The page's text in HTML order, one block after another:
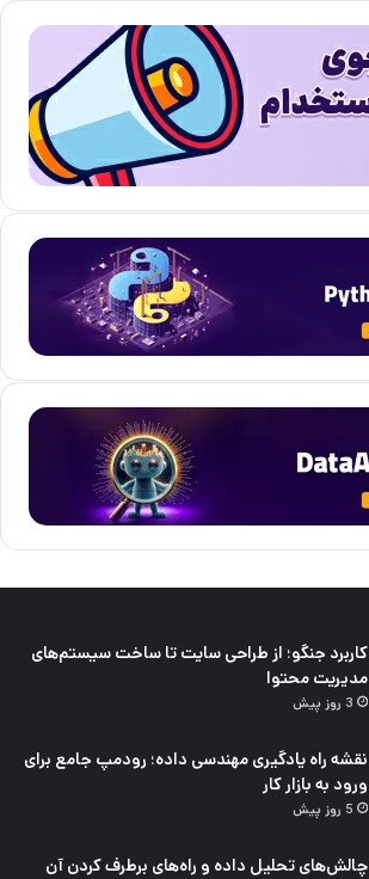
کاربرد جنگو؛ از طراحی سایت تا ساخت سیستم‌های
مدیریت محتوا
3 روز پیش
نقشه راه یادگیری مهندسی داده؛ رودمپ جامع برای
ورود به بازار کار
5 روز پیش
چالش‌های تحلیل داده و راه‌های برطرف کردن آن